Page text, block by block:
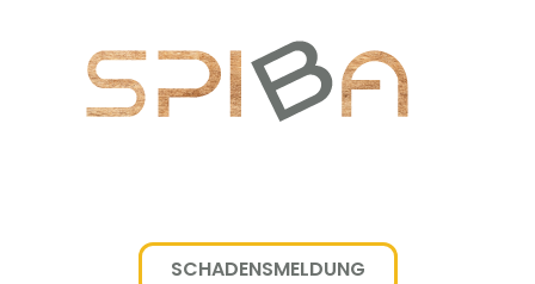
SCHADENSMELDUNG